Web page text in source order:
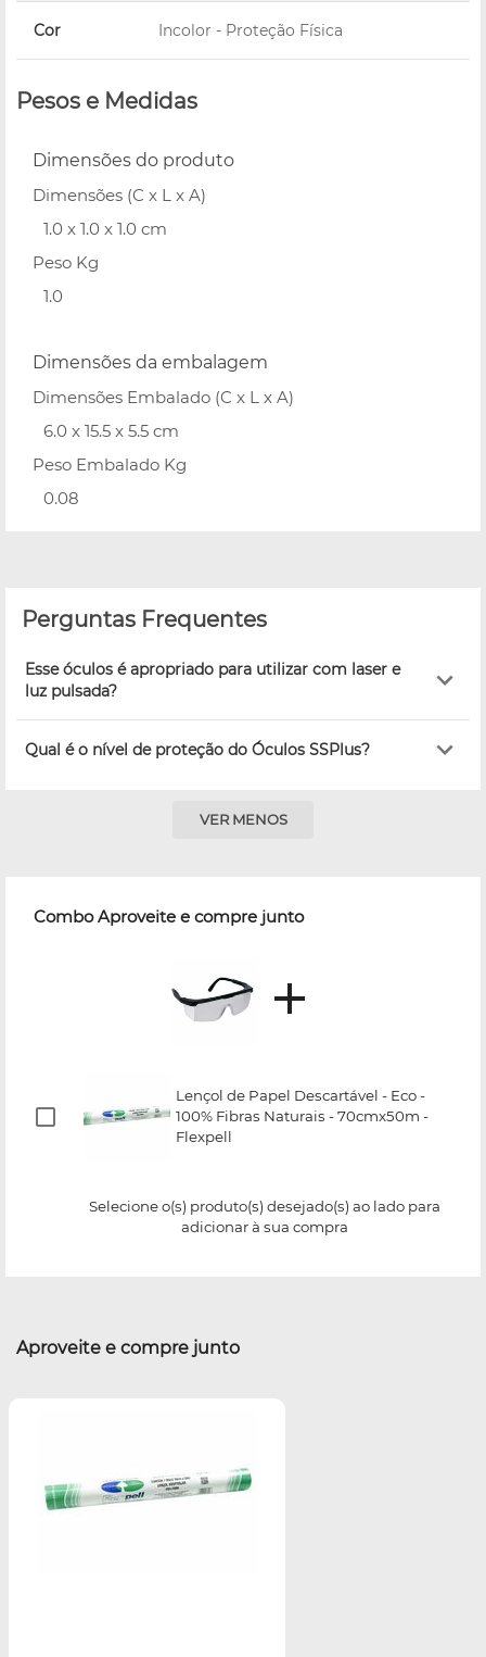
Cor Incolor - Proteção Física
Pesos e Medidas
Dimensões do produto
Dimensões (C x L x A)
1.0 x 1.0 x 1.0 cm
Peso Kg
1.0
Dimensões da embalagem
Dimensões Embalado (C x L x A)
6.0 x 15.5 x 5.5 cm
Peso Embalado Kg
0.08
Perguntas Frequentes
Esse óculos é apropriado para utilizar com laser e
luz pulsada?
Qual é o nível de proteção do Óculos SSPlus?
VER MENOS
Combo Aproveite e compre junto
Lençol de Papel Descartável - Eco -
100% Fibras Naturais - 70cmx50m -
Flexpell
Selecione o(s) produto(s) desejado(s) ao lado para
adicionar à sua compra
Aproveite e compre junto